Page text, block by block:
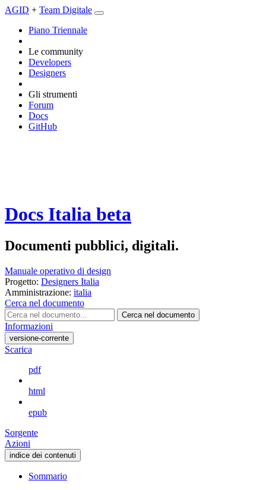
AGID + Team Digitale
Piano Triennale
Le community
Developers
Designers
Gli strumenti
Forum
Docs
GitHub
Docs Italia beta
Documenti pubblici, digitali.
Manuale operativo di design
Progetto: Designers Italia
Amministrazione: italia
Cerca nel documento
Cerca nel documento
Informazioni
versione-corrente
Scarica
pdf
html
epub
Sorgente
Azioni
indice dei contenuti
Sommario